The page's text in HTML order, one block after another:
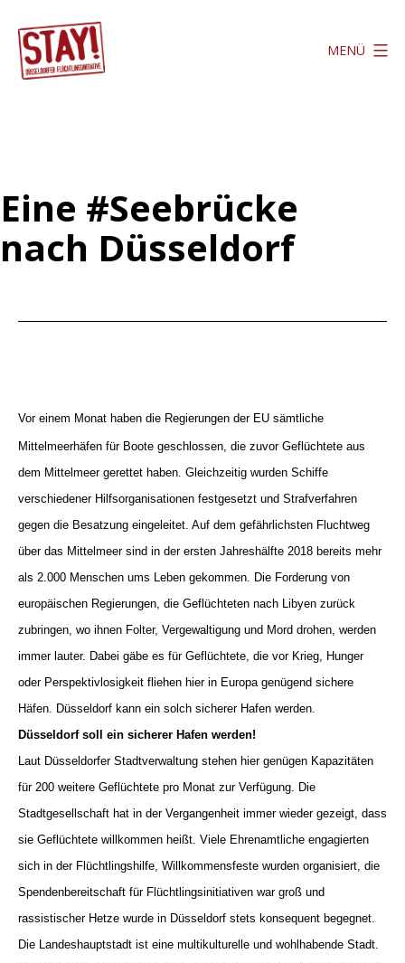
Inhalt
springen
MENÜ
Eine #Seebrücke
nach Düsseldorf
Vor einem Monat haben die Regierungen der EU sämtliche
Mittelmeerhäfen für Boote geschlossen, die zuvor Geflüchtete aus
dem Mittelmeer gerettet haben. Gleichzeitig wurden Schiffe
verschiedener Hilfsorganisationen festgesetzt und Strafverfahren
gegen die Besatzung eingeleitet. Auf dem gefährlichsten Fluchtweg
über das Mittelmeer sind in der ersten Jahreshälfte 2018 bereits mehr
als 2.000 Menschen ums Leben gekommen. Die Forderung von
europäischen Regierungen, die Geflüchteten nach Libyen zurück
zubringen, wo ihnen Folter, Vergewaltigung und Mord drohen, werden
immer lauter. Dabei gäbe es für Geflüchtete, die vor Krieg, Hunger
oder Perspektivlosigkeit fliehen hier in Europa genügend sichere
Häfen. Düsseldorf kann ein solch sicherer Hafen werden.
Düsseldorf soll ein sicherer Hafen werden!
Laut Düsseldorfer Stadtverwaltung stehen hier genügen Kapazitäten
für 200 weitere Geflüchtete pro Monat zur Verfügung. Die
Stadtgesellschaft hat in der Vergangenheit immer wieder gezeigt, dass
sie Geflüchtete willkommen heißt. Viele Ehrenamtliche engagierten
sich in der Flüchtlingshilfe, Willkommensfeste wurden organisiert, die
Spendenbereitschaft für Flüchtlingsinitiativen war groß und
rassistischer Hetze wurde in Düsseldorf stets konsequent begegnet.
Die Landeshauptstadt ist eine multikulturelle und wohlhabende Stadt.